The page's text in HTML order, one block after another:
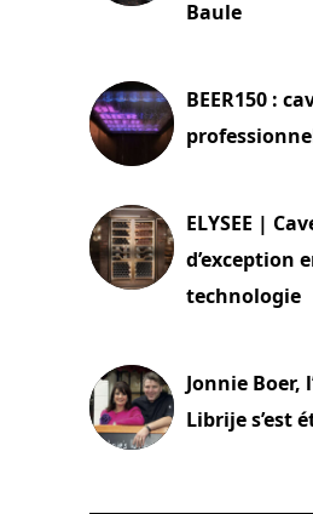
Baule
BEER150 :
ELYSEE |
d’exception
technologie
Jonnie Boer,
Librije s’est